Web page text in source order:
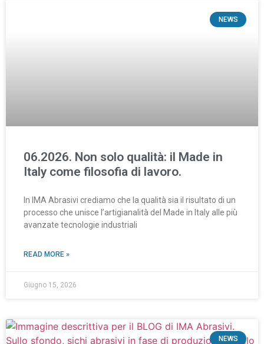
NEWS
06.2026. Non solo qualità: il Made in
Italy come filosofia di lavoro.
In IMA Abrasivi crediamo che la qualità sia il risultato di un
processo che unisce l’artigianalità del Made in Italy alle più
avanzate tecnologie industriali
READ MORE »
Giugno 15, 2026
NEWS